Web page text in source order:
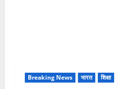
Breaking News भारत शिक्षा